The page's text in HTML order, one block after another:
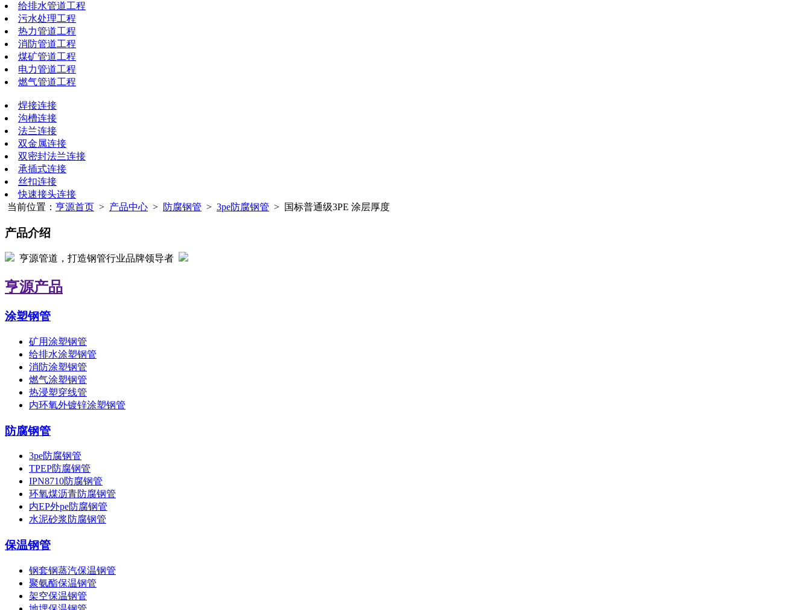
给排水管道工程
污水处理工程
热力管道工程
消防管道工程
煤矿管道工程
电力管道工程
燃气管道工程
焊接连接
沟槽连接
法兰连接
双金属连接
双密封法兰连接
承插式连接
丝扣连接
快速接头连接
当前位置： 亨源首页 > 产品中心 > 防腐钢管 > 3pe防腐钢管 > 国标普通级3PE 涂层厚度
产品介绍
亨源管道，打造钢管行业品牌领导者
亨源产品
涂塑钢管
矿用涂塑钢管
给排水涂塑钢管
消防涂塑钢管
燃气涂塑钢管
热浸塑穿线管
内环氧外镀锌涂塑钢管
防腐钢管
3pe防腐钢管
TPEP防腐钢管
IPN8710防腐钢管
环氧煤沥青防腐钢管
内EP外pe防腐钢管
水泥砂浆防腐钢管
保温钢管
钢套钢蒸汽保温钢管
聚氨酯保温钢管
架空保温钢管